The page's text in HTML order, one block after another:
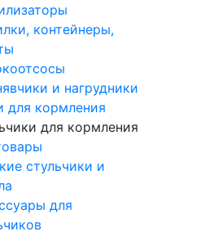
контейнеры,
и нагрудники
для кормления
для кормления
стульчики и
для